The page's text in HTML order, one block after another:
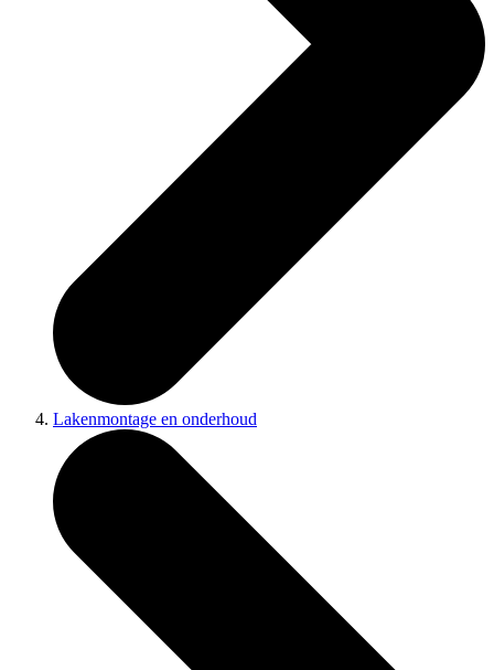
Lakenmontage en onderhoud